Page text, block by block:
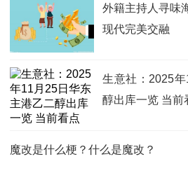
外籍主持人寻味
现代完美交融
生意社：2025
醇出库一览 当前
魔改是什么梗？什么是魔改？